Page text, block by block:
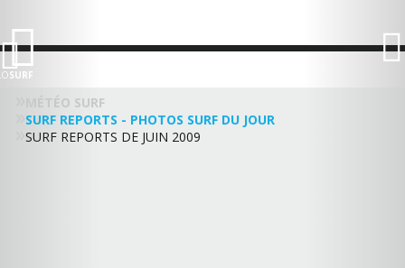
SURF
MÉTÉO SURF
SURF REPORTS - PHOTOS SURF DU JOUR
SURF REPORTS DE JUIN 2009